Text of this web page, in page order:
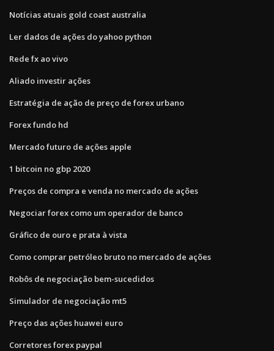
Notícias atuais gold coast australia
Ler dados de ações do yahoo python
Rede fx ao vivo
Aliado investir ações
Estratégia de ação de preço de forex urbano
Forex fundo hd
Mercado futuro de ações apple
1 bitcoin no gbp 2020
Preços de compra e venda no mercado de ações
Negociar forex como um operador de banco
Gráfico de ouro e prata à vista
Como comprar petróleo bruto no mercado de ações
Robôs de negociação bem-sucedidos
Simulador de negociação mt5
Preço das ações huawei euro
Corretores forex paypal